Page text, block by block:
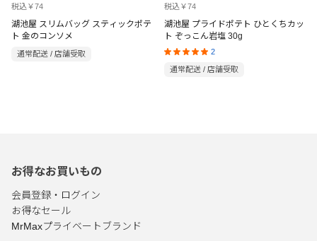
税込￥74
湖池屋 スリムバッグ スティックポテ
ト 金のコンソメ
通常配送 / 店舗受取
税込￥74
湖池屋 プライドポテト ひとくちカッ
ト ぞっこん岩塩 30g
2
通常配送 / 店舗受取
お得なお買いもの
会員登録・ログイン
お得なセール
MrMaxプライベートブランド